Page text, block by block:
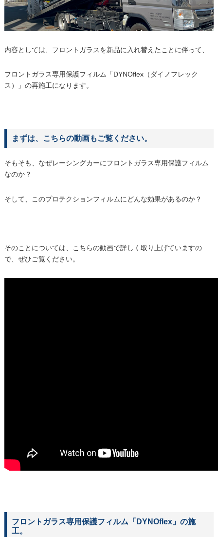
内容としては、フロントガラスを新品に入れ替えたことに伴って、
フロントガラス専用保護フィルム「DYNOflex（ダイノフレック
ス）」の再施工になります。
まずは、こちらの動画もご覧ください。
そもそも、なぜレーシングカーにフロントガラス専用保護フィルム
なのか？
そして、このプロテクションフィルムにどんな効果があるのか？
そのことについては、こちらの動画で詳しく取り上げていますの
で、ぜひご覧ください。
フロントガラス専用保護フィルム「DYNOflex」の施
工。